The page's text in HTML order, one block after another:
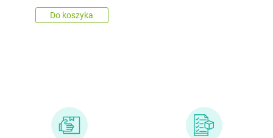
Do koszyka